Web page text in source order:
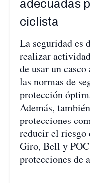
adecuadas
ciclista
La seguridad es
realizar
de usar un
las normas de
protección
Además,
protecciones
reducir el riesgo
Giro, Bell y
protecciones de